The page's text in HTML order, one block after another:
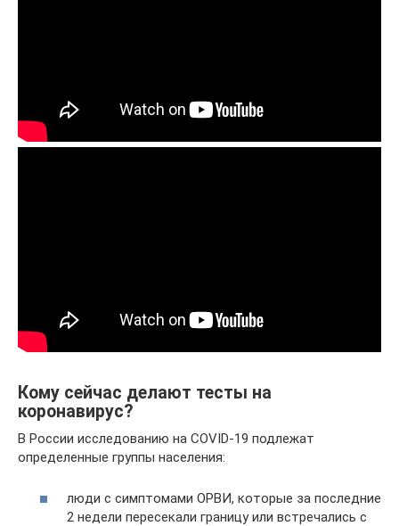
Кому сейчас делают тесты на
коронавирус?
В России исследованию на COVID-19 подлежат
определенные группы населения:
люди с симптомами ОРВИ, которые за последние
2 недели пересекали границу или встречались с